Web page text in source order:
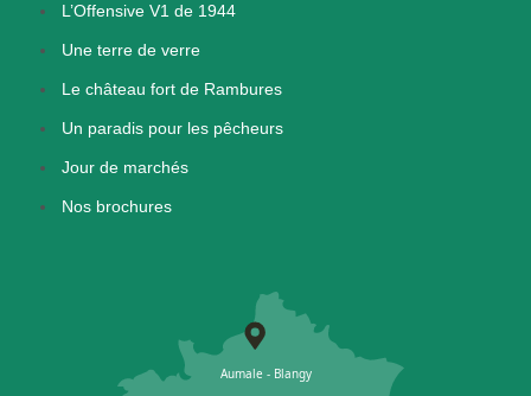
L’Offensive V1 de 1944
Une terre de verre
Le château fort de Rambures
Un paradis pour les pêcheurs
Jour de marchés
Nos brochures